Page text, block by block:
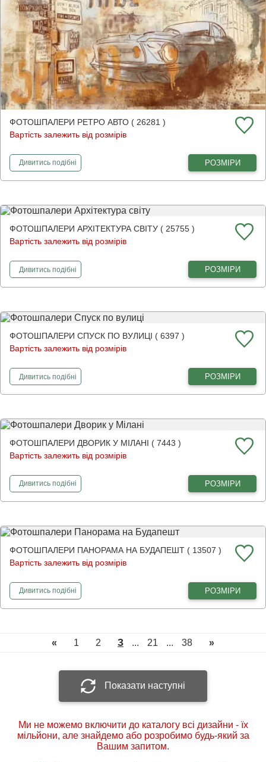
ФОТОШПАЛЕРИ РЕТРО АВТО ( 26281 )
Вартість залежить від розмірів
Дивитисьфотошпалери
подібні РОЗМІРИ
ФОТОШПАЛЕРИ АРХІТЕКТУРА СВІТУ ( 25755 )
Вартість залежить від розмірів
Дивитисьфотошпалери
подібні РОЗМІРИ
ФОТОШПАЛЕРИ СПУСК ПО ВУЛИЦІ ( 6397 )
Вартість залежить від розмірів
Дивитисьфотошпалери
подібні РОЗМІРИ
ФОТОШПАЛЕРИ ДВОРИК У МІЛАНІ ( 7443 )
Вартість залежить від розмірів
Дивитисьфотошпалери
подібні РОЗМІРИ
ФОТОШПАЛЕРИ ПАНОРАМА НА БУДАПЕШТ ( 13507 )
Вартість залежить від розмірів
Дивитисьфотошпалери
подібні РОЗМІРИ
« 1 2 3 ... 21 ... 38 »
Показати наступні
Ми не можемо включити до каталогу всі дизайни - їх
мільйони, але знайдемо або розробимо будь-який за
Вашим запитом.